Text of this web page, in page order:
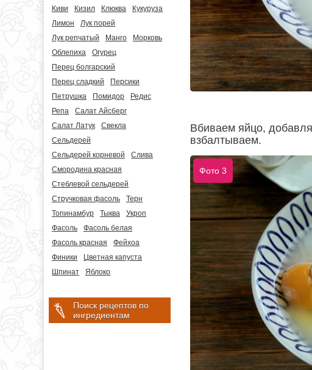
Киви
Кизил Клюква
Кукуруза
Лимон
Лук порей
Лук репчатый
Манго
Морковь
Облепиха
Огурец
Перец болгарский
Перец сладкий
Персики
Петрушка
Помидор
Редис
Репа
Салат Айсберг
Салат Латук
Свекла
Сельдерей
Сельдерей корневой
Слива
Смородина красная
Стеблевой сельдерей
Стручковая фасоль
Терн
Топинамбур
Тыква
Укроп
Фасоль
Фасоль белая
Фасоль красная
Фейхоа
Финики
Цветная капуста
Шпинат
Яблоко
Поиск рецептов по
ингредиентам
Вбиваем яйцо,
взбалтываем.
Фото 3